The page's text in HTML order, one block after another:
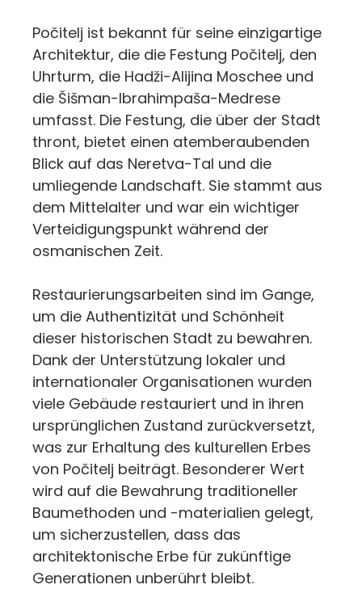
Počitelj ist bekannt für seine einzigartige
Architektur, die die Festung Počitelj, den
Uhrturm, die Hadži-Alijina Moschee und
die Šišman-Ibrahimpaša-Medrese
umfasst. Die Festung, die über der Stadt
thront, bietet einen atemberaubenden
Blick auf das Neretva-Tal und die
umliegende Landschaft. Sie stammt aus
dem Mittelalter und war ein wichtiger
Verteidigungspunkt während der
osmanischen Zeit.
Restaurierungsarbeiten sind im Gange,
um die Authentizität und Schönheit
dieser historischen Stadt zu bewahren.
Dank der Unterstützung lokaler und
internationaler Organisationen wurden
viele Gebäude restauriert und in ihren
ursprünglichen Zustand zurückversetzt,
was zur Erhaltung des kulturellen Erbes
von Počitelj beiträgt. Besonderer Wert
wird auf die Bewahrung traditioneller
Baumethoden und -materialien gelegt,
um sicherzustellen, dass das
architektonische Erbe für zukünftige
Generationen unberührt bleibt.